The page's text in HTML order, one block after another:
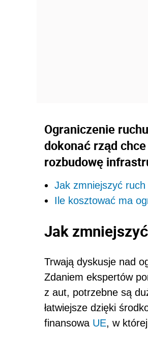
Ograniczenie
dokonać rząd
rozbudowę
Jak zmniejszyć
Ile kosztować ma
Jak
Trwają dyskusje nad
Zdaniem ekspertów
z aut, potrzebne są
łatwiejsze dzięki
finansowa UE, w